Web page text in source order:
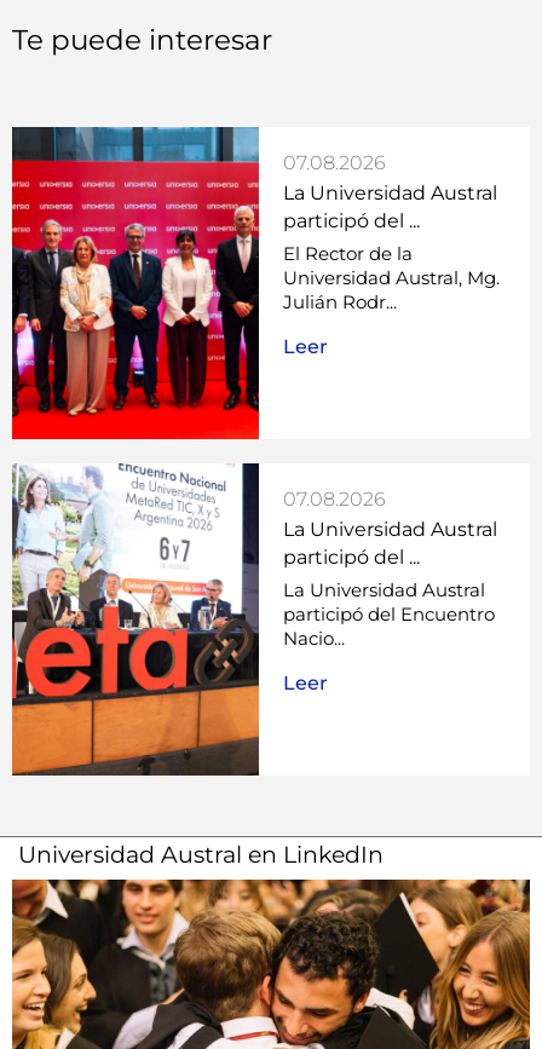
Te puede interesar
07.08.2026
La Universidad Austral
participó del ...
El Rector de la
Universidad Austral, Mg.
Julián Rodr...
Leer
07.08.2026
La Universidad Austral
participó del ...
La Universidad Austral
participó del Encuentro
Nacio...
Leer
Universidad Austral en LinkedIn